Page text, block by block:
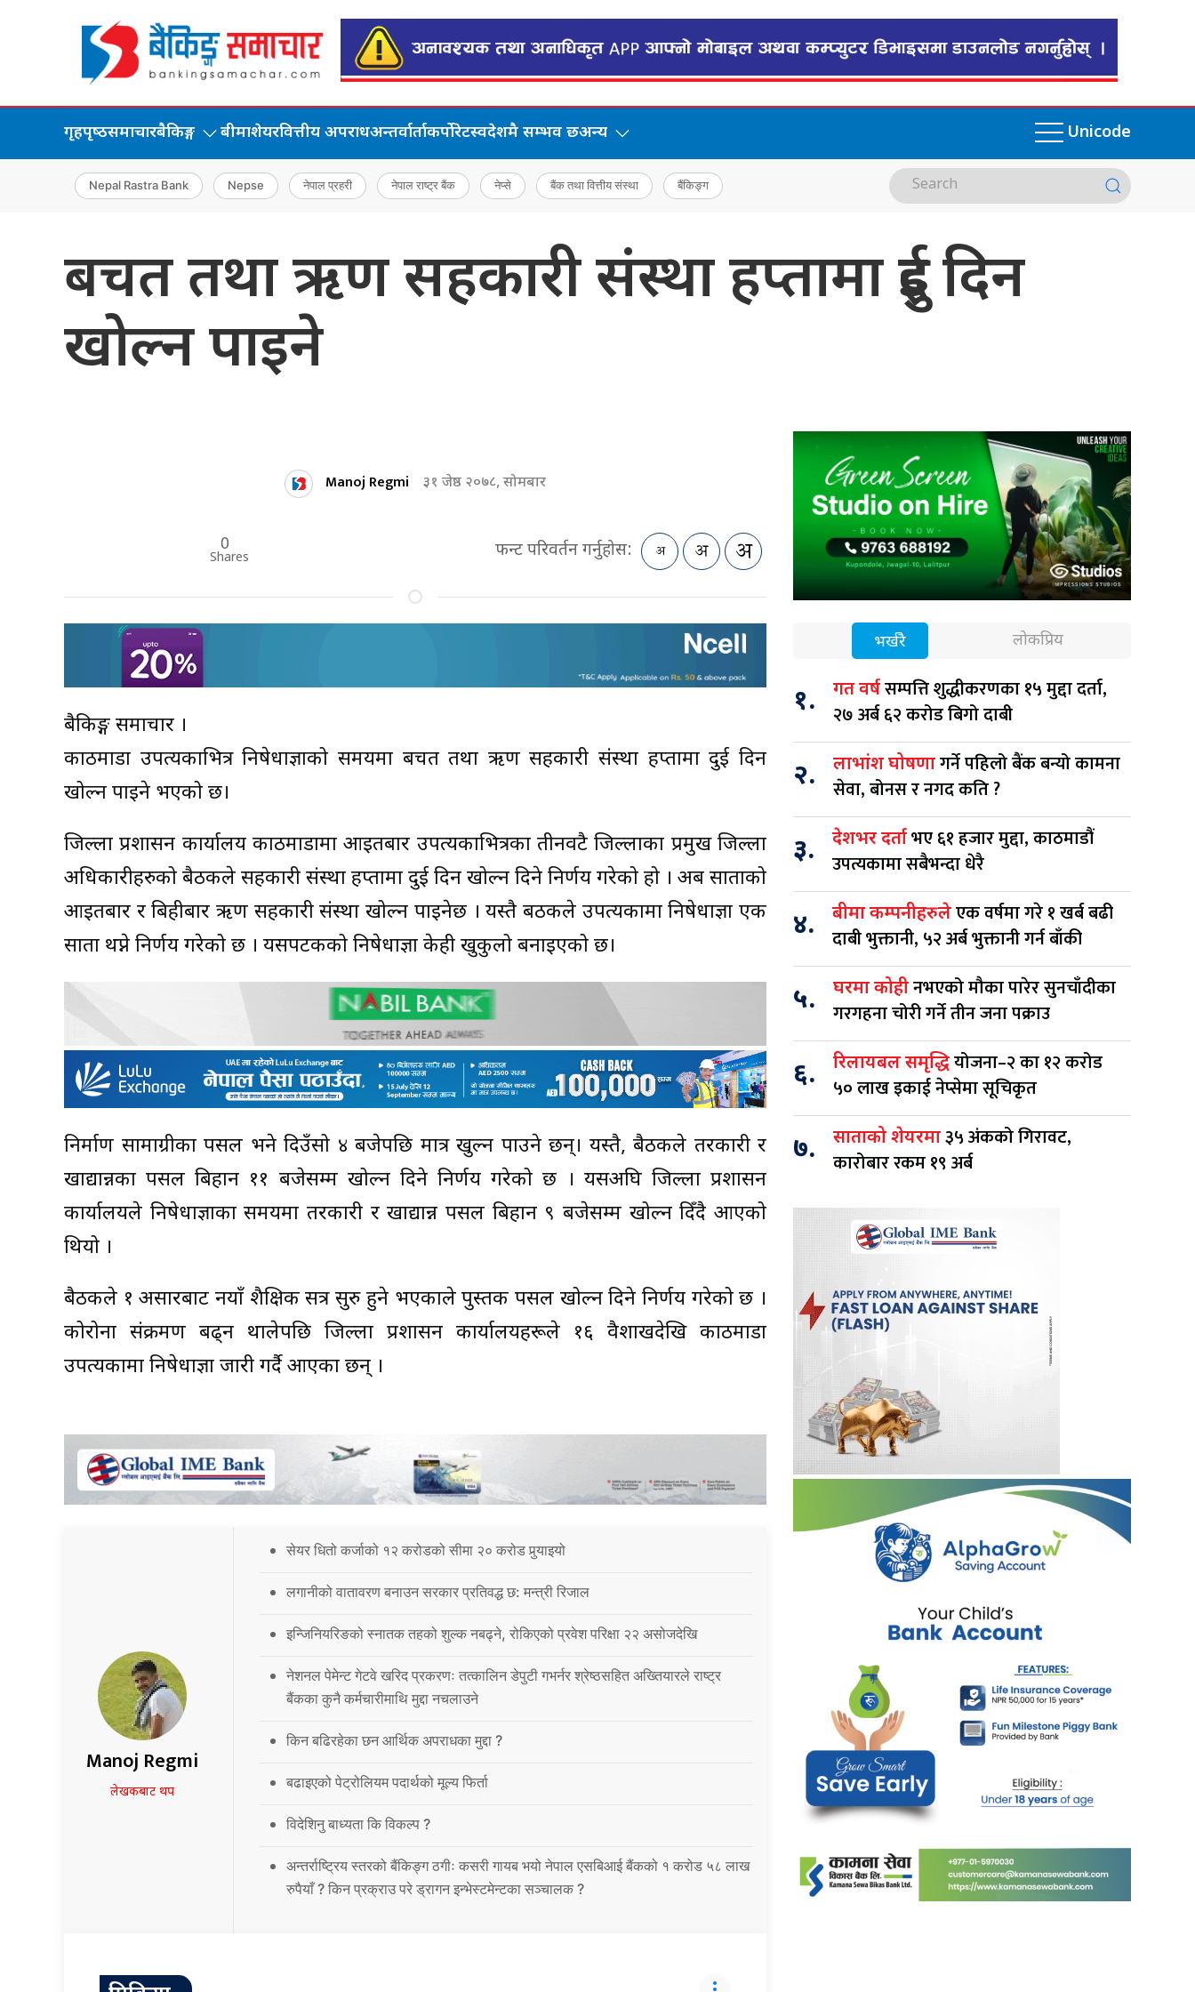
गृहपृष्‍ठसमाचारबैकिङ्ग बीमाशेयरवित्तीय अपराधअन्तर्वार्ताकर्पोरेटस्वदेशमै सम्भव छअन्य Unicode
Nepal Rastra Bank Nepse नेपाल प्रहरी नेपाल राष्ट्र बैंक नेप्से बैंक तथा वित्तीय संस्था बैंकिङ्ग
बचत तथा ऋण सहकारी संस्था हप्तामा दुई दिन
खोल्न पाइने
Manoj Regmi ३१ जेष्ठ २०७८, सोमबार
0
Shares फन्ट परिवर्तन गर्नुहोस:
बैकिङ्ग समाचार ।
काठमाडौं उपत्यकाभित्र निषेधाज्ञाको समयमा बचत तथा ऋण सहकारी संस्था हप्तामा दुई दिन
खोल्न पाइने भएको छ।
जिल्ला प्रशासन कार्यालय काठमाडौंमा आइतबार उपत्यकाभित्रका तीनवटै जिल्लाका प्रमुख जिल्ला
अधिकारीहरुको बैठकले सहकारी संस्था हप्तामा दुई दिन खोल्न दिने निर्णय गरेको हो । अब साताको
आइतबार र बिहीबार ऋण सहकारी संस्था खोल्न पाइनेछ । यस्तै बैंठकले उपत्यकामा निषेधाज्ञा एक
साता थप्ने निर्णय गरेको छ । यसपटकको निषेधाज्ञा केही खुकुलो बनाइएको छ।
निर्माण सामाग्रीका पसल भने दिउँसो ४ बजेपछि मात्र खुल्न पाउने छन्। यस्तै, बैठकले तरकारी र
खाद्यान्नका पसल बिहान ११ बजेसम्म खोल्न दिने निर्णय गरेको छ । यसअघि जिल्ला प्रशासन
कार्यालयले निषेधाज्ञाका समयमा तरकारी र खाद्यान्न पसल बिहान ९ बजेसम्म खोल्न दिँदै आएको
थियो ।
बैठकले १ असारबाट नयाँ शैक्षिक सत्र सुरु हुने भएकाले पुस्तक पसल खोल्न दिने निर्णय गरेको छ ।
कोरोना संक्रमण बढ्न थालेपछि जिल्ला प्रशासन कार्यालयहरूले १६ वैशाखदेखि काठमाडौं
उपत्यकामा निषेधाज्ञा जारी गर्दै आएका छन् ।
Manoj Regmi
लेखकबाट थप
सेयर धितो कर्जाको १२ करोडको सीमा २० करोड पुर्‍याइयो
लगानीको वातावरण बनाउन सरकार प्रतिवद्ध छ: मन्त्री रिजाल
इन्जिनियरिङको स्नातक तहको शुल्क नबढ्ने, रोकिएको प्रवेश परिक्षा २२ असोजदेखि
नेशनल पेमेन्ट गेटवे खरिद प्रकरणः तत्कालिन डेपुटी गभर्नर श्रेष्ठसहित अख्तियारले राष्ट्र
बैंकका कुनै कर्मचारीमाथि मुद्दा नचलाउने
किन बढिरहेका छन आर्थिक अपराधका मुद्दा ?
बढाइएको पेट्रोलियम पदार्थको मूल्य फिर्ता
विदेशिनु बाध्यता कि विकल्प ?
अन्तर्राष्ट्रिय स्तरको बैंकिङ्ग ठगीः कसरी गायब भयो नेपाल एसबिआई बैंकको १ करोड ५८ लाख
रुपैयाँ ? किन प्रक्राउ परे ड्रागन इन्भेस्टमेन्टका सञ्चालक ?
भर्खरै लोकप्रिय
१. गत वर्षसम्पत्ति शुद्धीकरणका १५ मुद्दा दर्ता,
२७ अर्ब ६२ करोड बिगो दाबी
२. लाभांश घोषणागर्ने पहिलो बैंक बन्यो कामना
सेवा, बोनस र नगद कति ?
३. देशभर दर्ताभए ६१ हजार मुद्दा, काठमाडौं
उपत्यकामा सबैभन्दा धेरै
४. बीमा कम्पनीहरुलेएक वर्षमा गरे १ खर्ब बढी
दाबी भुक्तानी, ५२ अर्ब भुक्तानी गर्न बाँकी
५. घरमा कोहीनभएको मौका पारेर सुनचाँदीका
गरगहना चोरी गर्ने तीन जना पक्राउ
६. रिलायबल समृद्धियोजना–२ का १२ करोड
५० लाख इकाई नेप्सेमा सूचिकृत
७. साताको शेयरमा३५ अंकको गिरावट,
कारोबार रकम १९ अर्ब